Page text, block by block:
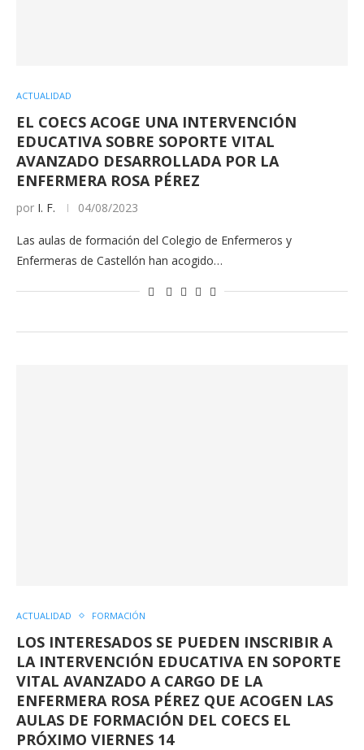
ACTUALIDAD
EL COECS ACOGE UNA INTERVENCIÓN
EDUCATIVA SOBRE SOPORTE VITAL
AVANZADO DESARROLLADA POR LA
ENFERMERA ROSA PÉREZ
por I. F. 04/08/2023
Las aulas de formación del Colegio de Enfermeros y
Enfermeras de Castellón han acogido…
ACTUALIDAD FORMACIÓN
LOS INTERESADOS SE PUEDEN INSCRIBIR A
LA INTERVENCIÓN EDUCATIVA EN SOPORTE
VITAL AVANZADO A CARGO DE LA
ENFERMERA ROSA PÉREZ QUE ACOGEN LAS
AULAS DE FORMACIÓN DEL COECS EL
PRÓXIMO VIERNES 14